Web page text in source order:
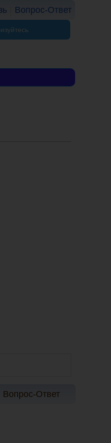
Вопрос-Ответ
Вопрос-Ответ